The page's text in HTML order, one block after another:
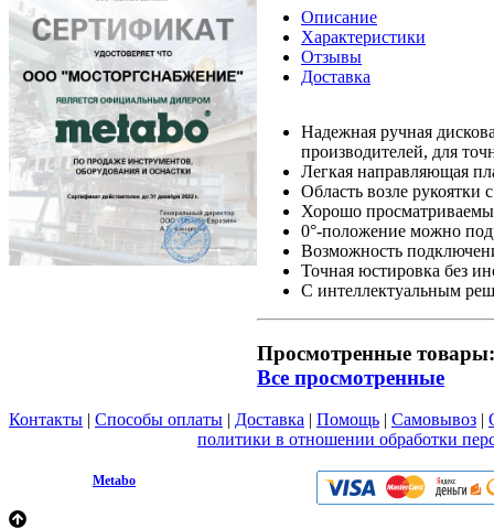
Описание
Характеристики
Отзывы
Доставка
Надежная ручная
производителей, для
Легкая направляющая
Область возле рукоятки
Хорошо
0°-положение можно
Возможность
Точная юстировка без
С интеллектуальным
Просмотренные товары:
Все просмотренные
Контакты | Способы оплаты | Доставка | Помощь | Самовывоз |
политики в отношении обработки
Metabo